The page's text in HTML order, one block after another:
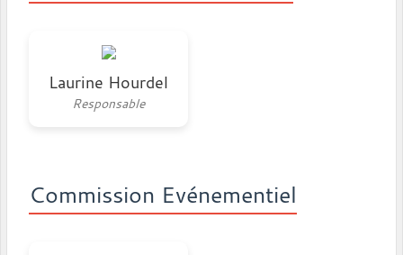
Laurine Hourdel
Responsable
Commission Evénementiel